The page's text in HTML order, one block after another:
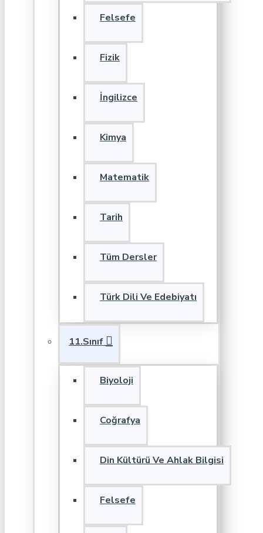
Felsefe
Fizik
İngilizce
Kimya
Matematik
Tarih
Tüm Dersler
Türk Dili Ve Edebiyatı
11.Sınıf
Biyoloji
Coğrafya
Din Kültürü Ve Ahlak Bilgisi
Felsefe